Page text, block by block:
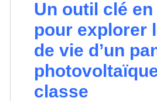
Un outil clé en
pour explorer
de vie d’un
classe